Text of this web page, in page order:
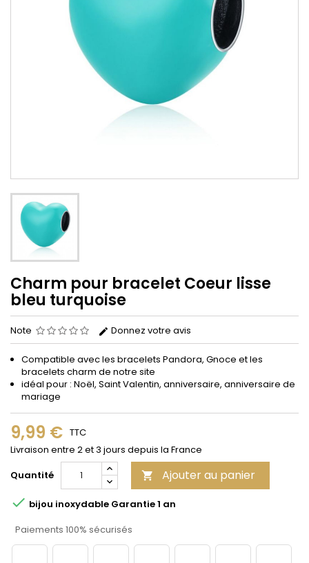
Charm pour bracelet Coeur lisse
bleu turquoise
Note Donnez votre avis
Compatible avec les bracelets Pandora, Gnoce et les
bracelets charm de notre site
idéal pour : Noël, Saint Valentin, anniversaire, anniversaire de
mariage
9,99 € TTC
Livraison entre 2 et 3 jours depuis la France
Quantité
 Ajouter au panier
 bijou inoxydable Garantie 1 an
Paiements 100% sécurisés